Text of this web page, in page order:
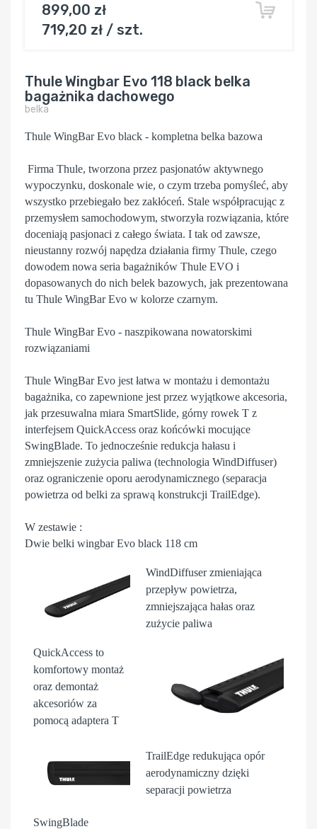
899,00 zł
719,20 zł / szt.
Thule Wingbar Evo 118 black belka
bagażnika dachowego
belka
Thule WingBar Evo black - kompletna belka bazowa
Firma Thule, tworzona przez pasjonatów aktywnego
wypoczynku, doskonale wie, o czym trzeba pomyśleć, aby
wszystko przebiegało bez zakłóceń. Stale współpracując z
przemysłem samochodowym, stworzyła rozwiązania, które
doceniają pasjonaci z całego świata. I tak od zawsze,
nieustanny rozwój napędza działania firmy Thule, czego
dowodem nowa seria bagażników Thule EVO i
dopasowanych do nich belek bazowych, jak prezentowana
tu Thule WingBar Evo w kolorze czarnym.
Thule WingBar Evo - naszpikowana nowatorskimi
rozwiązaniami
Thule WingBar Evo jest łatwa w montażu i demontażu
bagażnika, co zapewnione jest przez wyjątkowe akcesoria,
jak przesuwalna miara SmartSlide, górny rowek T z
interfejsem QuickAccess oraz końcówki mocujące
SwingBlade. To jednocześnie redukcja hałasu i
zmniejszenie zużycia paliwa (technologia WindDiffuser)
oraz ograniczenie oporu aerodynamicznego (separacja
powietrza od belki za sprawą konstrukcji TrailEdge).
W zestawie :
Dwie belki wingbar Evo black 118 cm
WindDiffuserzmieniająca
przepływ powietrza,
zmniejszająca hałas oraz
zużycie paliwa
QuickAccess to
komfortowy montaż
oraz demontaż
akcesoriów za
pomocą adaptera T
TrailEdge redukująca opór
aerodynamiczny dzięki
separacji powietrza
SwingBlade